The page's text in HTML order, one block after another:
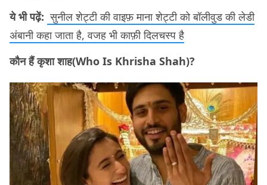
ये भी पढ़ें: सुनील शेट्टी की वाइफ़ माना शेट्टी को बॉलीवुड की लेडी
अंबानी कहा जाता है, वजह भी काफ़ी दिलचस्प है
कौन हैं कृशा शाह(Who Is Khrisha Shah)?